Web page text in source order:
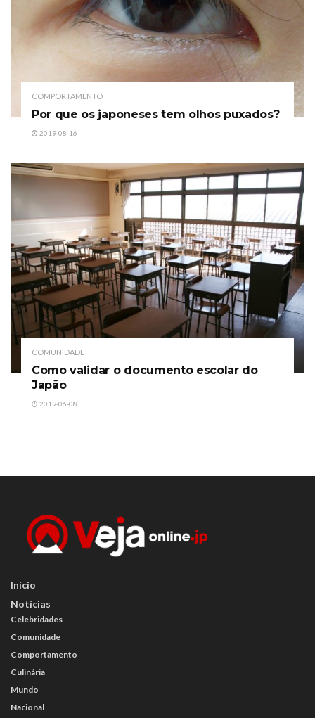
COMPORTAMENTO
Por que os japoneses tem olhos puxados?
2019-08-16
COMUNIDADE
Como validar o documento escolar do
Japão
2019-06-08
Início
Notícias
Celebridades
Comunidade
Comportamento
Culinária
Mundo
Nacional